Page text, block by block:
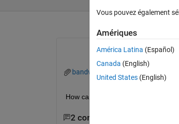
bandwidth.fig
How can I find the bandwidth of
2 commentaires
Vous pouvez également
Amériques
América Latina (Español)
Canada (English)
United States (English)